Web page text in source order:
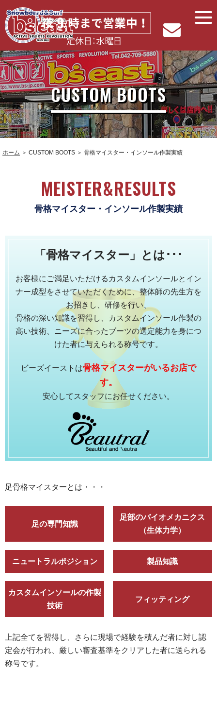
CUSTOM BOOTS
ホーム ＞ CUSTOM BOOTS ＞ 骨格マイスター・インソール作製実績
MEISTER&RESULTS
骨格マイスター・インソール作製実績
「骨格マイスター」 とは･･･
お客様にご満足いただけるカスタムインソールとイン
ナー成型をさせていただくために、整体師の先生方を
お招きし、研修を行い、
骨格の深い知識を習得し、カスタムインソール作製の
高い技術、ニーズに合ったブーツの選定能力を身につ
けた者に与えられる称号です。
ビーズイーストは骨格マイスターがいるお店で
す。
安心してスタッフにお任せください。
足骨格マイスターとは・・・
足の専門知識
足部のバイオメカニクス
（生体力学）
ニュートラルポジション 製品知識
カスタムインソールの作製
技術
フィッティング
上記全てを習得し、さらに現場で経験を積んだ者に対し認
定会が行われ、厳しい審査基準をクリアした者に送られる
称号です。